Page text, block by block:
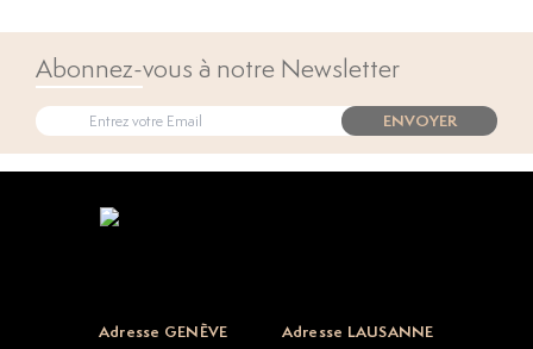
Abonnez-vous à notre Newsletter
ENVOYER
Adresse GENÈVE
Adresse LAUSANNE